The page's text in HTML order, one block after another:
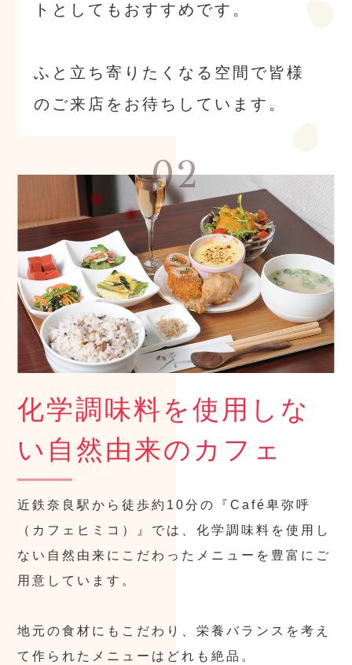
トとしてもおすすめです。
ふと立ち寄りたくなる空間で皆様
のご来店をお待ちしています。
02
化学調味料を使用しな
い自然由来のカフェ
近鉄奈良駅から徒歩約10分の『Café卑弥呼
（カフェヒミコ）』では、化学調味料を使用し
ない自然由来にこだわったメニューを豊富にご
用意しています。
地元の食材にもこだわり、栄養バランスを考え
て作られたメニューはどれも絶品。